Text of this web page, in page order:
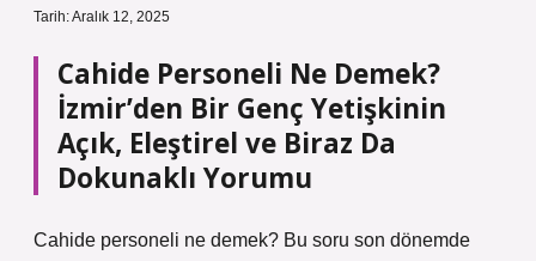
Tarih: Aralık 12, 2025
Cahide Personeli Ne Demek?
İzmir’den Bir Genç Yetişkinin
Açık, Eleştirel ve Biraz Da
Dokunaklı Yorumu
Cahide personeli ne demek? Bu soru son dönemde